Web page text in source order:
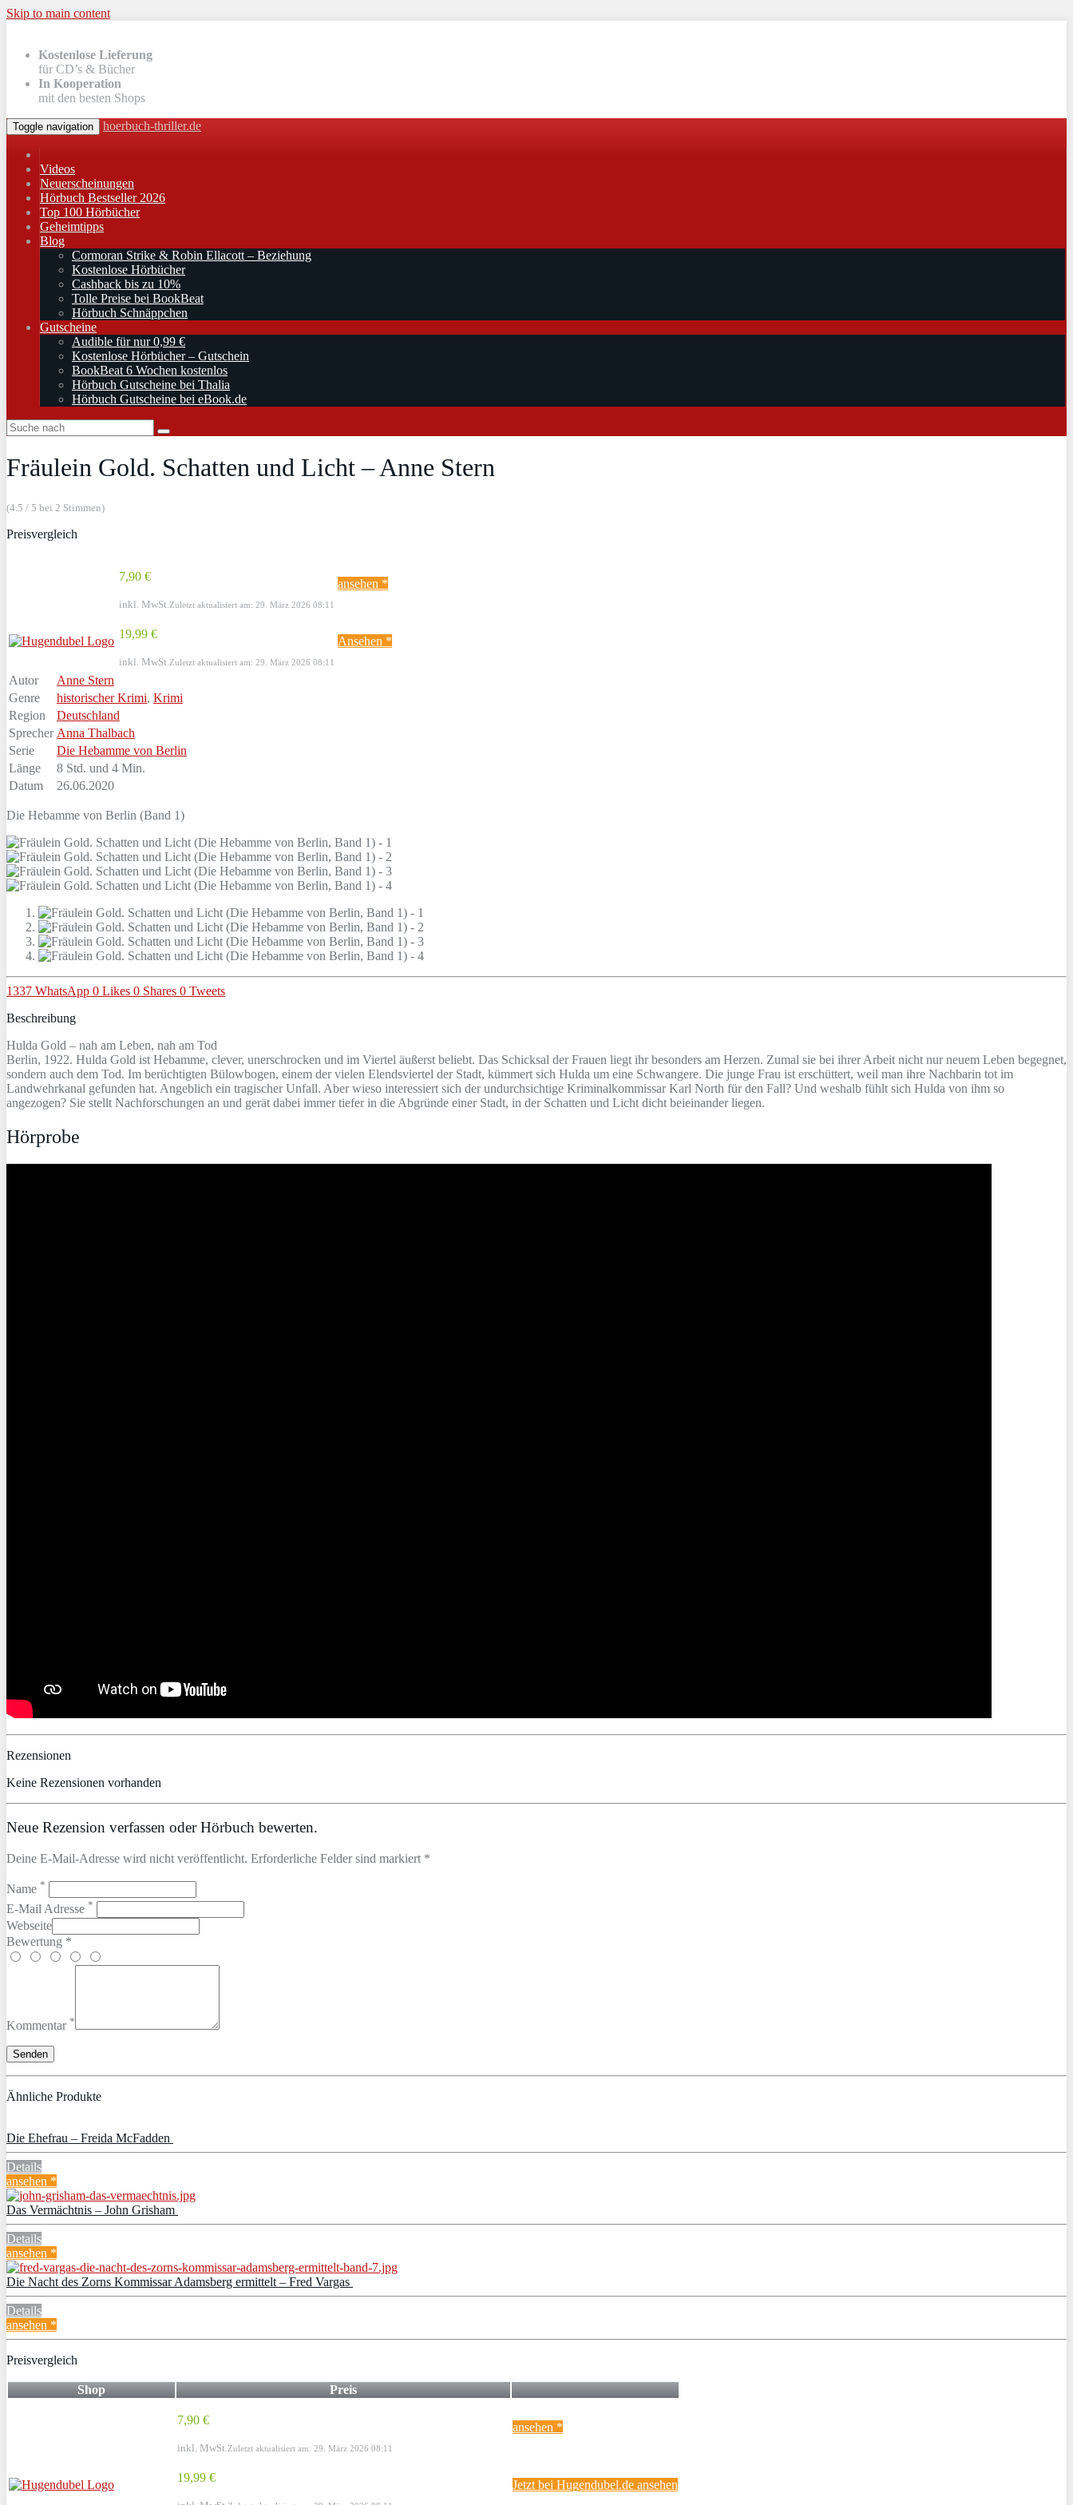
Skip to main content
Kostenlose Lieferung
für CD’s & Bücher
In Kooperation
mit den besten Shops
Toggle navigation hoerbuch-thriller.de
Videos
Neuerscheinungen
Hörbuch Bestseller 2026
Top 100 Hörbücher
Geheimtipps
Blog
Cormoran Strike & Robin Ellacott – Beziehung
Kostenlose Hörbücher
Cashback bis zu 10%
Tolle Preise bei BookBeat
Hörbuch Schnäppchen
Gutscheine
Audible für nur 0,99 €
Kostenlose Hörbücher – Gutschein
BookBeat 6 Wochen kostenlos
Hörbuch Gutscheine bei Thalia
Hörbuch Gutscheine bei eBook.de
Fräulein Gold. Schatten und Licht – Anne Stern
(4.5 / 5 bei 2 Stimmen)
Preisvergleich
7,90 €
inkl. MwSt. Zuletzt aktualisiert am: 29. März 2026 08:11
ansehen *
19,99 €
inkl. MwSt. Zuletzt aktualisiert am: 29. März 2026 08:11
Ansehen *
Autor
Anne Stern
Genre
historischer Krimi, Krimi
Region
Deutschland
Sprecher Anna Thalbach
Serie
Die Hebamme von Berlin
Länge
8 Std. und 4 Min.
Datum
26.06.2020
Die Hebamme von Berlin (Band 1)
1337 WhatsApp 0 Likes 0 Shares 0 Tweets
Beschreibung
Hulda Gold – nah am Leben, nah am Tod
Berlin, 1922. Hulda Gold ist Hebamme, clever, unerschrocken und im Viertel äußerst beliebt. Das Schicksal der Frauen liegt ihr besonders am Herzen. Zumal sie bei ihrer Arbeit nicht nur neuem Leben begegnet,
sondern auch dem Tod. Im berüchtigten Bülowbogen, einem der vielen Elendsviertel der Stadt, kümmert sich Hulda um eine Schwangere. Die junge Frau ist erschüttert, weil man ihre Nachbarin tot im
Landwehrkanal gefunden hat. Angeblich ein tragischer Unfall. Aber wieso interessiert sich der undurchsichtige Kriminalkommissar Karl North für den Fall? Und weshalb fühlt sich Hulda von ihm so
angezogen? Sie stellt Nachforschungen an und gerät dabei immer tiefer in die Abgründe einer Stadt, in der Schatten und Licht dicht beieinander liegen.
Hörprobe
Rezensionen
Keine Rezensionen vorhanden
Neue Rezension verfassen oder Hörbuch bewerten.
Deine E-Mail-Adresse wird nicht veröffentlicht. Erforderliche Felder sind markiert *
Name *
E-Mail Adresse *
Webseite
Bewertung *
Kommentar *
Ähnliche Produkte
Die Ehefrau – Freida McFadden
Details
ansehen *
Das Vermächtnis – John Grisham
Details
ansehen *
Die Nacht des Zorns Kommissar Adamsberg ermittelt – Fred Vargas
Details
ansehen *
Preisvergleich
Shop Preis
7,90 €
inkl. MwSt. Zuletzt aktualisiert am: 29. März 2026 08:11
ansehen *
19,99 €
Jetzt bei Hugendubel.de ansehen